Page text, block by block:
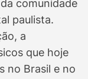
comunidade
paulista.
a
que hoje
no Brasil e no